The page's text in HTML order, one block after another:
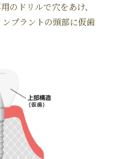
のドリルで穴をあけ、
プラントの頭部に仮歯